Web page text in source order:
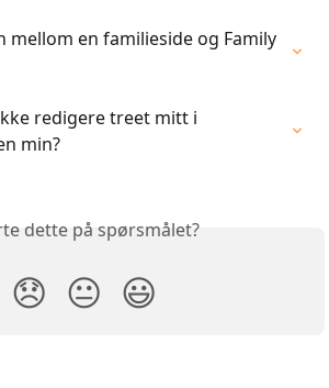
mellom en familieside og Family
redigere treet mitt i
min?
dette på spørsmålet?
😞 😐 😃